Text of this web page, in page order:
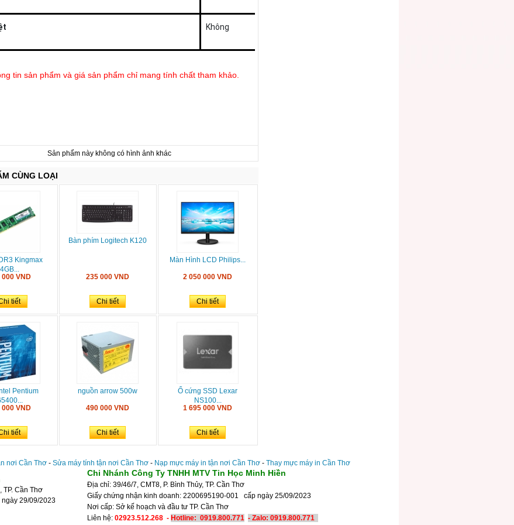
Không
tin sản phẩm và giá sản phẩm chỉ mang tính chất tham khảo.
Sản phẩm này không có hình ảnh khác
CÙNG LOẠI
Kingmax
4GB...
000 VND
tiết
Bàn phím Logitech K120
235 000 VND
Chi tiết
Màn Hình LCD Philips...
2 050 000 VND
Chi tiết
Pentium
000 VND
tiết
nguồn arrow 500w
490 000 VND
Chi tiết
Ổ cứng SSD Lexar
NS100...
1 695 000 VND
Chi tiết
nơi Cần Thơ - Sửa máy tính tận nơi Cần Thơ - Nạp mực máy in tận nơi Cần Thơ - Thay mực máy in Cần Thơ
TP. Cần Thơ
29/09/2023
Chi Nhánh Công Ty TNHH MTV Tin Học Minh Hiền
Địa chỉ: 39/46/7, CMT8, P. Bình Thủy, TP. Cần Thơ
Giấy chứng nhận kinh doanh: 2200695190-001 cấp ngày 25/09/2023
Nơi cấp: Sở kế hoạch và đầu tư TP. Cần Thơ
Liên hệ: 02923.512.268 - Hotline: 0919.800.771 - Zalo: 0919.800.771